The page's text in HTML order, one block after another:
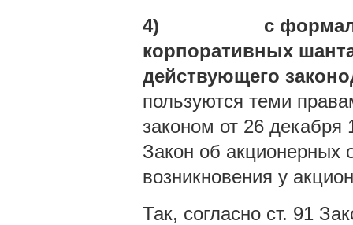
4) с
корпоративных
действующего
пользуются теми
законом от 26
Закон об акционерных
возникновения у
Так, согласно ст. 91